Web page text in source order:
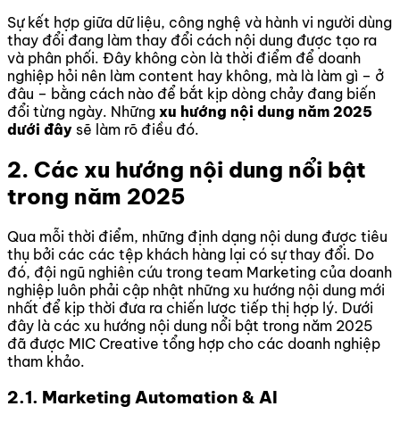
Sự kết hợp giữa dữ liệu, công nghệ và hành vi người dùng
thay đổi đang làm thay đổi cách nội dung được tạo ra
và phân phối. Đây không còn là thời điểm để doanh
nghiệp hỏi nên làm content hay không, mà là làm gì – ở
đâu – bằng cách nào để bắt kịp dòng chảy đang biến
đổi từng ngày. Những xu hướng nội dung năm 2025
dưới đây sẽ làm rõ điều đó.
2. Các xu hướng nội dung nổi bật
trong năm 2025
Qua mỗi thời điểm, những định dạng nội dung được tiêu
thụ bởi các các tệp khách hàng lại có sự thay đổi. Do
đó, đội ngũ nghiên cứu trong team Marketing của doanh
nghiệp luôn phải cập nhật những xu hướng nội dung mới
nhất để kịp thời đưa ra chiến lược tiếp thị hợp lý. Dưới
đây là các xu hướng nội dung nổi bật trong năm 2025
đã được MIC Creative tổng hợp cho các doanh nghiệp
tham khảo.
2.1. Marketing Automation & AI